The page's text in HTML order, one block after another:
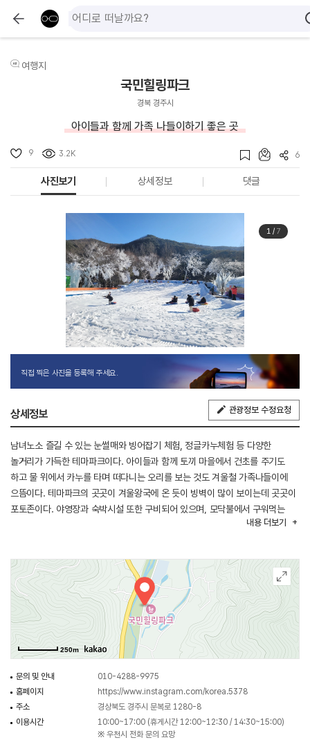
여행지
국민힐링파크
경북 경주시
아이들과 함께 가족 나들이하기 좋은 곳
9 3.2K 6
사진보기 상세정보 댓글
1/ 7
직접 찍은 사진을 등록해 주세요.
상세정보 관광정보 수정요청
남녀노소 즐길 수 있는 눈썰매와 빙어잡기 체험, 정글카누체험 등 다양한
놀거리가 가득한 테마파크이다. 아이들과 함께 토끼 마을에서 건초를 주기도
하고 물 위에서 카누를 타며 떠다니는 오리를 보는 것도 겨울철 가족나들이에
으뜸이다. 테마파크의 곳곳이 겨울왕국에 온 듯이 빙벽이 많이 보이는데 곳곳이
포토존이다. 야영장과 숙박시설 또한 구비되어 있으며, 모닥불에서 구워먹는
밤과 고구마 체험도 아이들이 좋아한다. 입장료와 체험비는 별도이며
내용 더보기
250m
문의 및 안내
010-4288-9975
홈페이지
https://www.instagram.com/korea.5378
주소
경상북도 경주시 문복로 1280-8
이용시간
10:00~17:00 (휴게시간 12:00~12:30 / 14:30~15:00)
※ 우천시 전화 문의 요망